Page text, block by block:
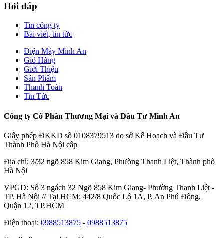
Hỏi đáp
Tin công ty
Bài viết, tin tức
Điện Máy Minh An
Giỏ Hàng
Giới Thiệu
Sản Phẩm
Thanh Toán
Tin Tức
Công ty Cổ Phần Thương Mại và Đầu Tư Minh An
Giấy phép ĐKKD số 0108379513 do sở Kế Hoạch và Đầu Tư
Thành Phố Hà Nội cấp
Địa chỉ: 3/32 ngõ 858 Kim Giang, Phường Thanh Liệt, Thành phố
Hà Nội
VPGD: Số 3 ngách 32 Ngõ 858 Kim Giang- Phường Thanh Liệt -
TP. Hà Nội // Tại HCM: 442/8 Quốc Lộ 1A, P. An Phú Đông,
Quận 12, TP.HCM
Điện thoại: 0988513875 - 0988513875